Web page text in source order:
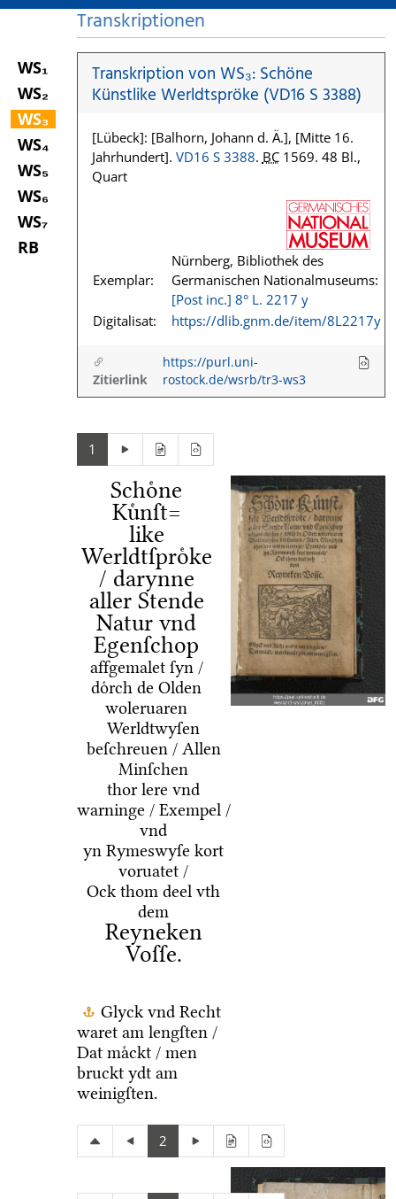
WS₁
WS₂
WS₃
WS₄
WS₅
WS₆
WS₇
RB
Transkriptionen
Transkription von WS₃: Schöne
Künstlike Werldtspröke (VD16 S 3388)
[Lübeck]: [Balhorn, Johann d. Ä.], [Mitte 16.
Jahrhundert]. VD16 S 3388. BC1569. 48 Bl.,
Quart
Exemplar:
Nürnberg, Bibliothek des
Germanischen Nationalmuseums:
[Post inc.] 8° L. 2217 y
Digitalisat:
https://dlib.gnm.de/item/8L2217y
Zitierlink
https://purl.uni-
rostock.de/wsrb/tr3-ws3
1
Schoͤne
Kuͤnſt=
like
Werldtſproͤke
/ darynne
aller Stende
Natur vnd
Egenſchop
affgemalet ſyn /
doͤrch de Olden
woleruaren
Werldtwyſen
beſchreuen / Allen
Minſchen
thor lere vnd
warninge / Exempel /
vnd
yn Rymeswyſe kort
voruatet /
Ock thom deel vth
dem
Reyneken
Voſſe.
Glyck vnd Recht
waret am lengſten /
Dat maͤckt / men
bruckt ydt am
weinigſten.
2